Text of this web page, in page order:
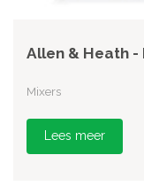
Allen & Heath -
Mixers
Lees meer